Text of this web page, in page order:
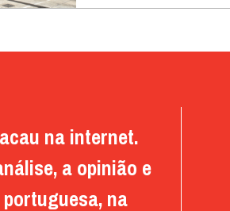
na internet.
a opinião e
na